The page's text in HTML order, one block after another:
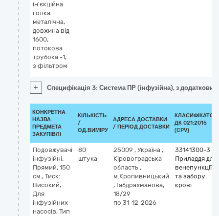
ін'єкційна
голка
металічна,
довжина від
1600,
потокова
трубока -1,
з фільтром
+ Специфікація 3: Система ПР (інфузійна), з
КОНКРЕТНА
НАЗВА
ПРЕДМЕТА
ЗАКУПІВЛІ
КІЛЬКІСТЬ
/
ОД.ВИМІРУ
АДРЕСА ДОСТАВКИ
/ ПЕРІОД ДОСТАВКИ
КЛАСИФІКАТОР
ДК 021:2015
(CPV)
Подовжувачі
інфузійні:
Прямий, 150
см., Тиск:
Високий,
Для
інфузійних
насосів, Тип
80
штука
25009 , Україна ,
Кіровоградська
область ,
м.Кропивницький
, Габдрахманова,
18/29
по 31-12-2026
33141300-3
Приладдя для
венепункції
та забору
крові